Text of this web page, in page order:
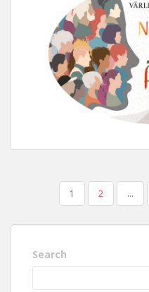
PAGINATION
1 2 …
Search